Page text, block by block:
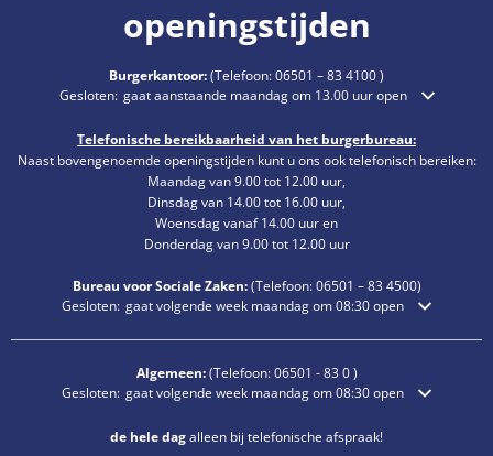
openingstijden
Burgerkantoor:(Telefoon:06501 – 83 4100)
Klik om extra openings- of sluitingstijden te verbergen
Gesloten: gaat aanstaande maandag om 13.00 uur open
Telefonische bereikbaarheid van het burgerbureau:
Naast bovengenoemde openingstijden kunt u ons ook telefonisch bereiken:
Maandag van 9.00 tot 12.00 uur,
Dinsdag van 14.00 tot 16.00 uur,
Woensdag vanaf 14.00 uur en
Donderdag van 9.00 tot 12.00 uur
Bureau voor Sociale Zaken:(Telefoon:06501 – 834500)
Klik om extra openings- of sluitingstijden te verbergen
Gesloten: gaat volgende week maandag om 08:30 open
Algemeen:(Telefoon:06501 - 83 0)
Klik om extra openings- of sluitingstijden te verbergen
Gesloten: gaat volgende week maandag om 08:30 open
de hele dagalleen bij telefonische afspraak!